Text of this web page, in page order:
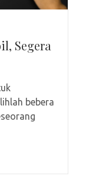
Segera
bebera